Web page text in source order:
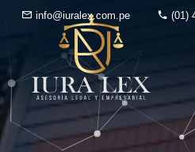
info@iuralex.com.pe (01)